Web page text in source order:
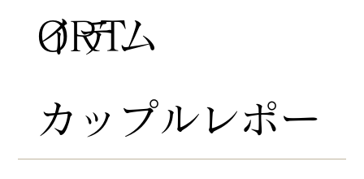
ORT
​カップルレポー
イテム